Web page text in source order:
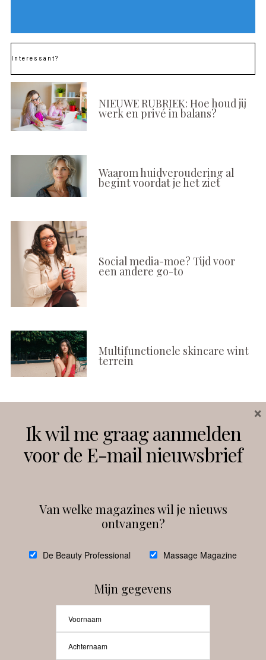
Interessant?
NIEUWE RUBRIEK: Hoe houd jij
werk en privé in balans?
Waarom huidveroudering al
begint voordat je het ziet
Social media-moe? Tijd voor
een andere go-to
Multifunctionele skincare wint
terrein
Instagram Facebook
debeautyprofessional
Ik wil me graag aanmelden
voor de E-mail nieuwsbrief
Van welke magazines wil je nieuws
ontvangen?
De Beauty Professional Massage Magazine
Mijn gegevens
×